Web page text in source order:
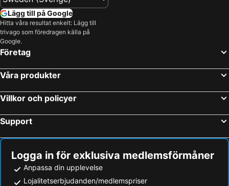
Lägg till på Google
Hitta våra resultat enkelt: Lägg till
trivago som föredragen källa på
Google.
Företag
Våra produkter
Villkor och policyer
Support
Logga in för exklusiva medlemsförmåner
Anpassa din upplevelse
Lojalitetserbjudanden/medlemspriser